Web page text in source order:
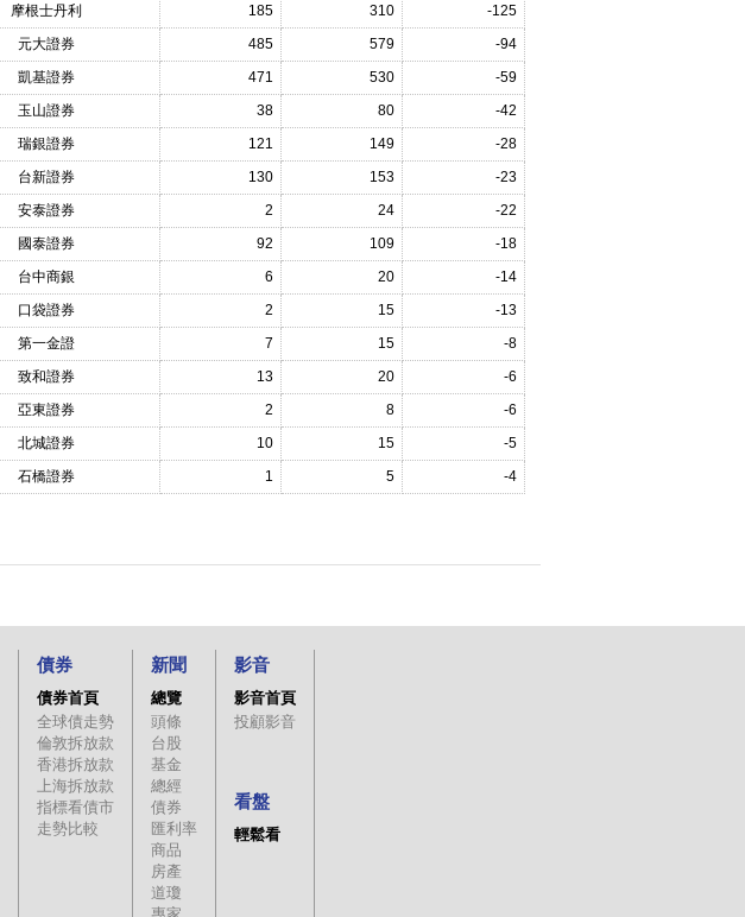
摩根士丹利 185 310
-125
元大證券 485 579
-94
凱基證券 471 530
-59
玉山證券 38 80
-42
瑞銀證券 121 149
-28
台新證券 130 153
-23
安泰證券 2 24
-22
國泰證券 92 109
-18
台中商銀 6 20
-14
口袋證券 2 15
-13
第一金證 7 15
-8
致和證券 13 20
-6
亞東證券 2 8
-6
北城證券 10 15
-5
石橋證券 1 5 -4
債券
債券首頁
全球債走勢
倫敦拆放款
香港拆放款
上海拆放款
指標看債市
走勢比較
新聞
總覽
頭條
台股
基金
總經
債券
匯利率
商品
房產
道瓊
影音
影音首頁
投顧影音
看盤
輕鬆看